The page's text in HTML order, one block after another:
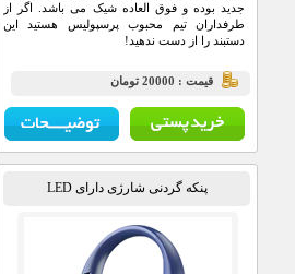
جدید بوده و فوق العاده شیک می باشد. اگر از
طرفداران تیم محبوب پرسپولیس هستید این
دستبند را از دست ندهید!
قيمت : 20000 تومان
پنکه گردنی شارژی دارای LED